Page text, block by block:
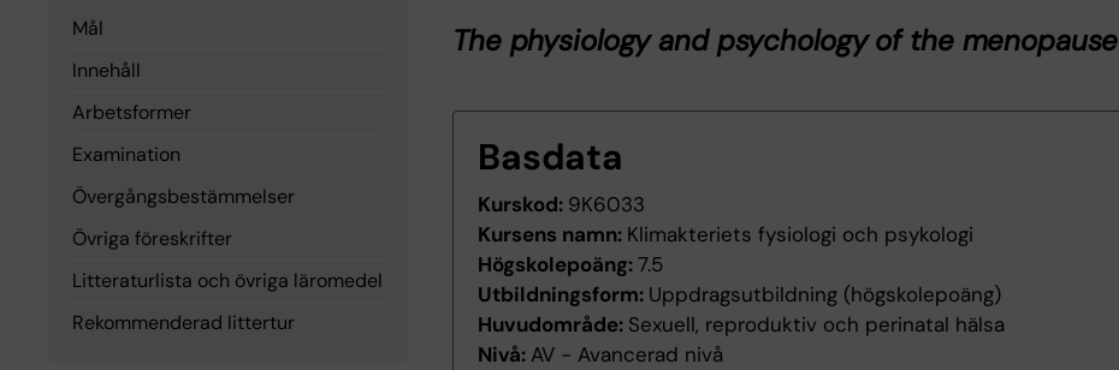
Mål
Innehåll
Arbetsformer
Examination
Övergångsbestämmelser
Övriga föreskrifter
Litteraturlista och övriga läromedel
Rekommenderad littertur
The physiology and psychology of the menopause
Basdata
Kurskod: 9K6033
Kursens namn: Klimakteriets fysiologi och psykologi
Högskolepoäng:7.5
Utbildningsform: Uppdragsutbildning (högskolepoäng)
Huvudområde: Sexuell, reproduktiv och perinatal hälsa
Nivå: AV - Avancerad nivå